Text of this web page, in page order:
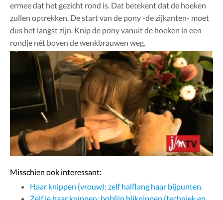
ermee dat het gezicht rond is. Dat betekent dat de hoeken
zullen optrekken. De start van de pony -de zijkanten- moet
dus het langst zijn. Knip de pony vanuit de hoeken in een
rondje nét boven de wenkbrauwen weg.
Misschien ook interessant:
Haar knippen (vrouw): zelf halflang haar bijpunten.